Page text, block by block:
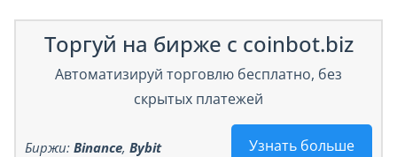
Торгуй на бирже с coinbot.biz
Автоматизируй торговлю бесплатно, без
скрытых платежей
Узнать больше
Биржи: Binance, Bybit